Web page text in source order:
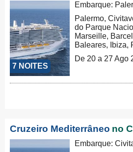
7 NOITES
Embarque:
Palermo,
do Parque
Marseille,
Baleares, Ibiza,
De 20 a 27 Ago
Cruzeiro Mediterrâneo no
Embarque: